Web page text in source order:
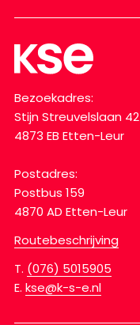
Bezoekadres:
Stijn Streuvelslaan 42
4873 EB Etten-Leur
Postadres:
Postbus 159
4870 AD Etten-Leur
Routebeschrijving
T. (076) 5015905
E. kse@k-s-e.nl